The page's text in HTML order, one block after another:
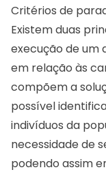
Critérios de
Existem duas
execução de um
em relação às
compõem a
possível
indivíduos da
necessidade de
podendo assim